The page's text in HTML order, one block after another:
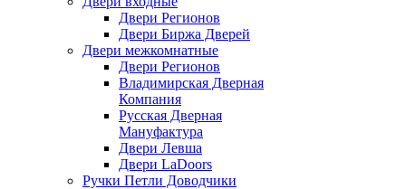
Двери Регионов
Двери Биржа Дверей
Двери межкомнатные
Двери Регионов
Владимирская Дверная
Компания
Русская Дверная
Мануфактура
Двери Левша
Двери LaDoors
Ручки Петли Доводчики